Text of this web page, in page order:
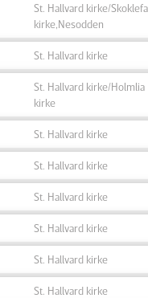
St. Hallvard kirke/
kirke,Nesodden
St. Hallvard kirke
St. Hallvard kirke/Holmlia
kirke
St. Hallvard kirke
St. Hallvard kirke
St. Hallvard kirke
St. Hallvard kirke
St. Hallvard kirke
St. Hallvard kirke